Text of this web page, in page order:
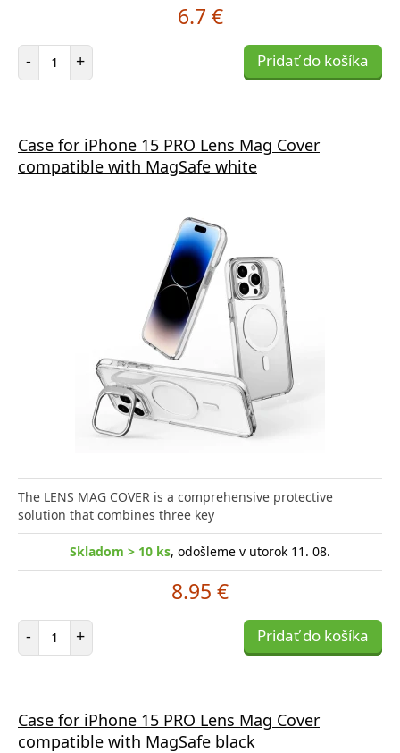
6.7 €
- Počet položiek
+ Pridať do košíka
Case for iPhone 15 PRO Lens Mag Cover
compatible with MagSafe white
The LENS MAG COVER is a comprehensive protective
solution that combines three key
Skladom > 10 ks, odošleme v utorok 11. 08.
8.95 €
- Počet položiek
+ Pridať do košíka
Case for iPhone 15 PRO Lens Mag Cover
compatible with MagSafe black